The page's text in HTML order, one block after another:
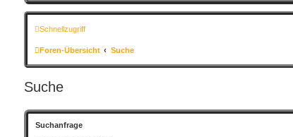
Schnellzugriff
Foren-Übersicht Suche
Suche
Suchanfrage